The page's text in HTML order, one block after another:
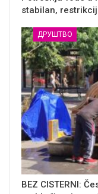
stabilan,
ДРУШТВО
BEZ CISTERNI: